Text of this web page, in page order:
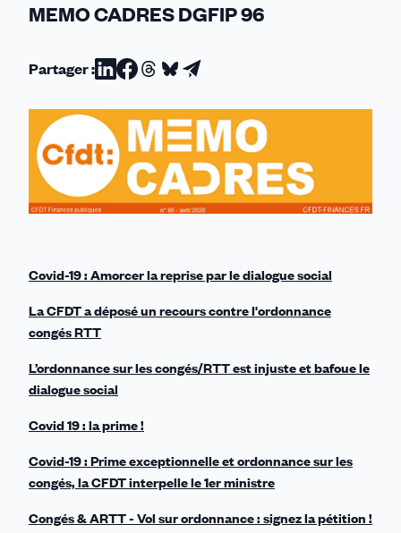
MEMO CADRES DGFIP 96
Partager :Partager
sur
Linkedin
Partager
sur
Facebook
Partager
sur
Threads
Partager
sur
Bluesky
Partager
par
email
Covid-19 : Amorcer la reprise par le dialogue social
La CFDT a déposé un recours contre l'ordonnance
congés RTT
L’ordonnance sur les congés/RTT est injuste et bafoue le
dialogue social
Covid 19 : la prime !
Covid-19 : Prime exceptionnelle et ordonnance sur les
congés, la CFDT interpelle le 1er ministre
Congés & ARTT - Vol sur ordonnance : signez la pétition !